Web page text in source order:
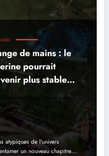
VIDÉO
de mains : le
pourrait
plus stable à
gâter les fans des
atypiques de l'univers
un nouveau chapitre…